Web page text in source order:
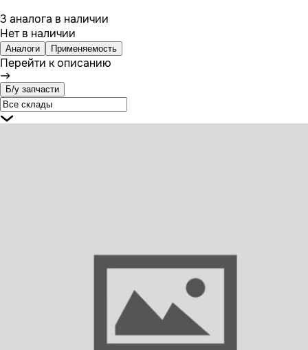
3 аналога в наличии
Нет в наличии
Аналоги Применяемость
Перейти к описанию
Б/у запчасти